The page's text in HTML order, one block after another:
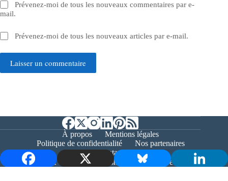
Prévenez-moi de tous les nouveaux commentaires par e-
mail.
Prévenez-moi de tous les nouveaux articles par e-mail.
Laisser un commentaire
À propos
Mentions légales
Politique de confidentialité
Nos partenaires
Contact
Copyright © 2026 - Bernieshoot.fr Journal Web